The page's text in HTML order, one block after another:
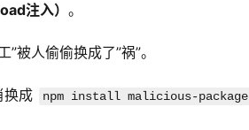
注入） 。
被人偷偷换成了”祸”。
换成 npm install malicious-package